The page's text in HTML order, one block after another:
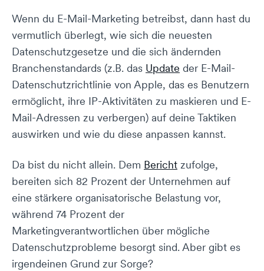
Wenn du E-Mail-Marketing betreibst, dann hast du
vermutlich überlegt, wie sich die neuesten
Datenschutzgesetze und die sich ändernden
Branchenstandards (z.B. das Update der E-Mail-
Datenschutzrichtlinie von Apple, das es Benutzern
ermöglicht, ihre IP-Aktivitäten zu maskieren und E-
Mail-Adressen zu verbergen) auf deine Taktiken
auswirken und wie du diese anpassen kannst.
Da bist du nicht allein. Dem Bericht zufolge,
bereiten sich 82 Prozent der Unternehmen auf
eine stärkere organisatorische Belastung vor,
während 74 Prozent der
Marketingverantwortlichen über mögliche
Datenschutzprobleme besorgt sind. Aber gibt es
irgendeinen Grund zur Sorge?